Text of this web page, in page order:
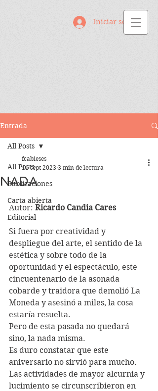
Iniciar sesión
Entrada
All Posts
Publicaciones
Carta abierta
Editorial
All Posts
NADA
fcabieses
11 sept 2023 3 min de lectura
Autor: Ricardo Candia Cares
Si fuera por creatividad y
despliegue del arte, el sentido de la
estética y sobre todo de la
oportunidad y el espectáculo, este
cincuentenario de la asonada
cobarde y traidora que demolió La
Moneda y asesinó a miles, la cosa
estaría resuelta.
Pero de esta pasada no quedará
sino, la nada misma.
Es duro constatar que este
aniversario no sirvió para mucho.
Las actividades de mayor alcurnia y
lucimiento se circunscribieron en